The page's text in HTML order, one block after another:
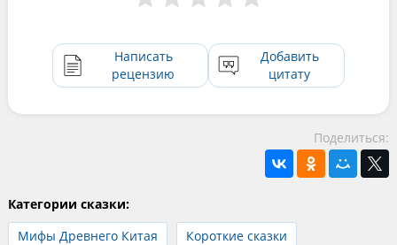
Написать
рецензию
Добавить
цитату
Поделиться:
Категории сказки:
Мифы Древнего Китая
Короткие сказки